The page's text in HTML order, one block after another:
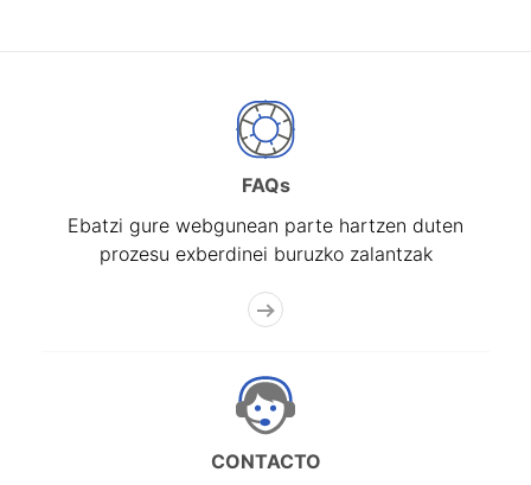
FAQs
Ebatzi gure webgunean parte hartzen duten
prozesu exberdinei buruzko zalantzak
CONTACTO